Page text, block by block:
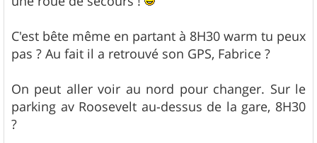
C'est bête même en partant à 8H30 warm tu peux
pas ? Au fait il a retrouvé son GPS, Fabrice ?
On peut aller voir au nord pour changer. Sur le
parking av Roosevelt au-dessus de la gare, 8H30
?